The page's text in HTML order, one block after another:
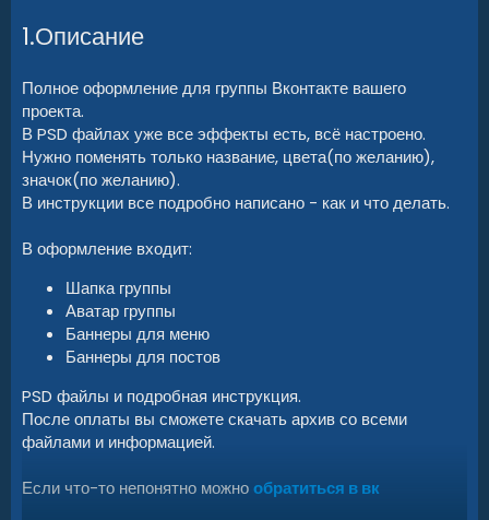
1.Описание
Полное оформление для группы Вконтакте вашего
проекта.
В PSD файлах уже все эффекты есть, всё настроено.
Нужно поменять только название, цвета(по желанию),
значок(по желанию).
В инструкции все подробно написано - как и что делать.
В оформление входит:
Шапка группы
Аватар группы
Баннеры для меню
Баннеры для постов
PSD файлы и подробная инструкция.
После оплаты вы сможете скачать архив со всеми
файлами и информацией.
Если что-то непонятно можнообратиться в вк